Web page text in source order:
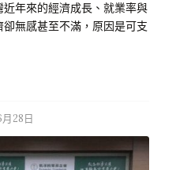
年來的經濟成長、就業率與
無感甚至不滿，原因是可支
28日